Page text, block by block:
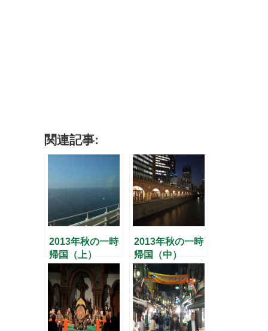
関連記事:
2013年秋の一時
帰国（上）
2013年秋の一時
帰国（中）